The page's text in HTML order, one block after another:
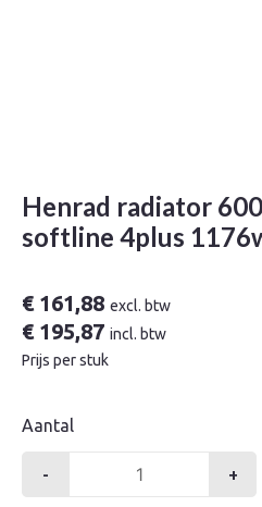
Henrad radiator
softline 4plus
€161,88 excl. btw
€195,87 incl. btw
Prijs per stuk
Aantal
- +